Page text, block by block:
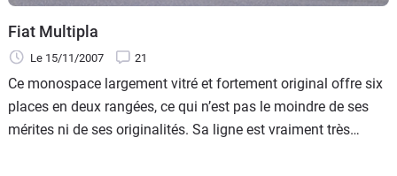
Fiat Multipla
Le 15/11/2007 21
Ce monospace largement vitré et fortement original offre six
places en deux rangées, ce qui n’est pas le moindre de ses
mérites ni de ses originalités. Sa ligne est vraiment très